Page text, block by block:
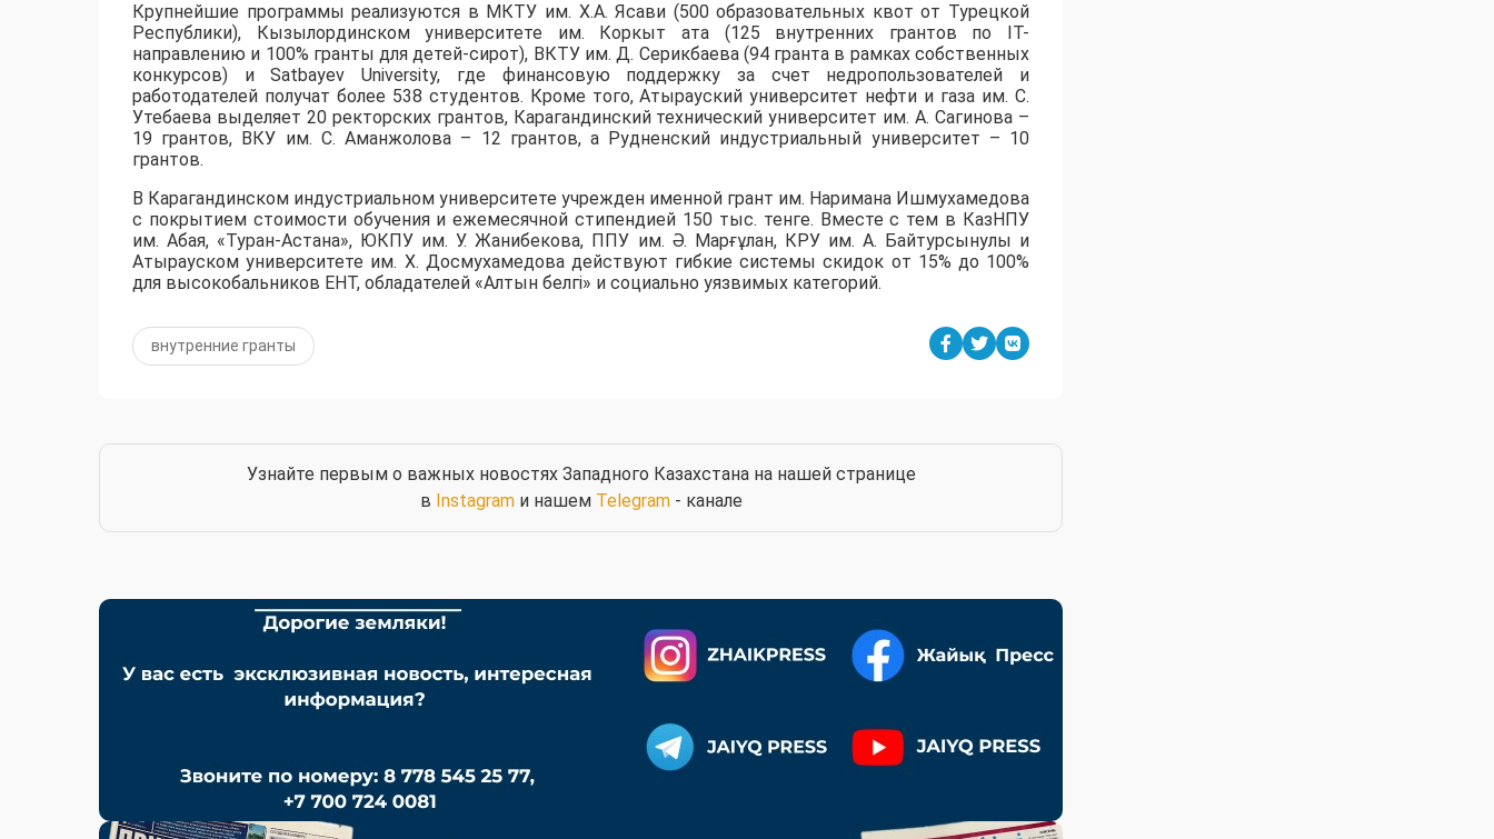
​Крупнейшие программы реализуются в МКТУ им. Х.А. Ясави (500 образовательных квот от Турецкой
Республики), Кызылординском университете им. Коркыт ата (125 внутренних грантов по IT-
направлению и 100% гранты для детей-сирот), ВКТУ им. Д. Серикбаева (94 гранта в рамках собственных
конкурсов) и Satbayev University, где финансовую поддержку за счет недропользователей и
работодателей получат более 538 студентов. Кроме того, Атырауский университет нефти и газа им. С.
Утебаева выделяет 20 ректорских грантов, Карагандинский технический университет им. А. Сагинова –
19 грантов, ВКУ им. С. Аманжолова – 12 грантов, а Рудненский индустриальный университет – 10
грантов.
​В Карагандинском индустриальном университете учрежден именной грант им. Наримана Ишмухамедова
с покрытием стоимости обучения и ежемесячной стипендией 150 тыс. тенге. Вместе с тем в КазНПУ
им. Абая, «Туран-Астана», ЮКПУ им. У. Жанибекова, ППУ им. Ә. Марғұлан, КРУ им. А. Байтурсынулы и
Атырауском университете им. Х. Досмухамедова действуют гибкие системы скидок от 15% до 100%
для высокобальников ЕНТ, обладателей «Алтын белгі» и социально уязвимых категорий.
внутренние гранты
Узнайте первым о важных новостях Западного Казахстана на нашей странице
в Instagramи нашем Telegram- канале